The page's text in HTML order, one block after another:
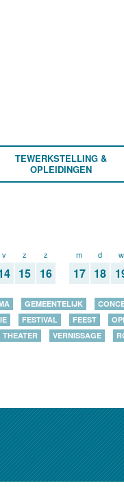
TEWERKSTELLING &
OPLEIDINGEN
v z
15
z
16
m
17
d
18
w
GEMEENTELIJK
FESTIVAL FEEST
THEATER VERNISSAGE